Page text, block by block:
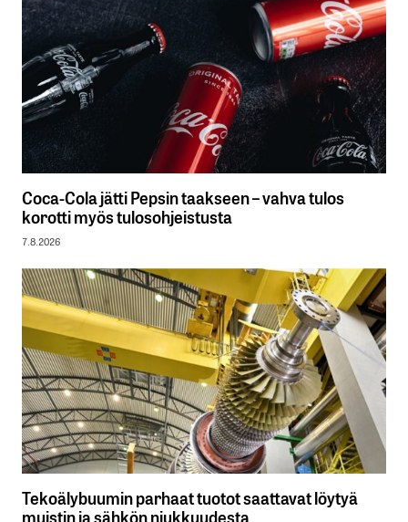
Coca-Cola jätti Pepsin taakseen – vahva tulos
korotti myös tulosohjeistusta
7.8.2026
Tekoälybuumin parhaat tuotot saattavat löytyä
muistin ja sähkön niukkuudesta